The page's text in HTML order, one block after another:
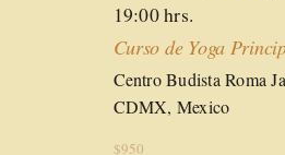
19:00 hrs.
Curso de Yoga
Centro Budista Roma
CDMX, Mexico
$950